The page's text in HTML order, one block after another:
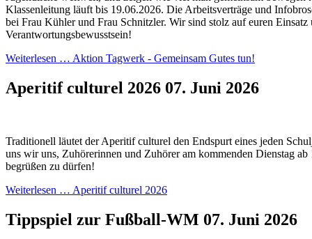
Klassenleitung läuft bis 19.06.2026. Die Arbeitsverträge und
bei Frau Kühler und Frau Schnitzler. Wir sind stolz auf euren Einsatz
Verantwortungsbewusstsein!
Weiterlesen … Aktion Tagwerk - Gemeinsam Gutes tun!
Aperitif culturel 2026 07. Juni 2026
Traditionell läutet der Aperitif culturel den Endspurt eines jeden
uns wir uns, Zuhörerinnen und Zuhörer am kommenden Dienstag
begrüßen zu dürfen!
Weiterlesen … Aperitif culturel 2026
Tippspiel zur Fußball-WM 07. Juni 2026